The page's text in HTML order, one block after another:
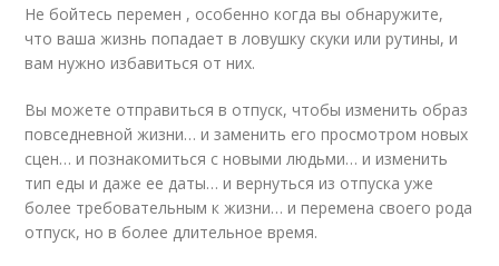
Не бойтесь перемен , особенно когда вы обнаружите,
что ваша жизнь попадает в ловушку скуки или рутины, и
вам нужно избавиться от них.
Вы можете отправиться в отпуск, чтобы изменить образ
повседневной жизни… и заменить его просмотром новых
сцен… и познакомиться с новыми людьми… и изменить
тип еды и даже ее даты… и вернуться из отпуска уже
более требовательным к жизни… и перемена своего рода
отпуск, но в более длительное время.